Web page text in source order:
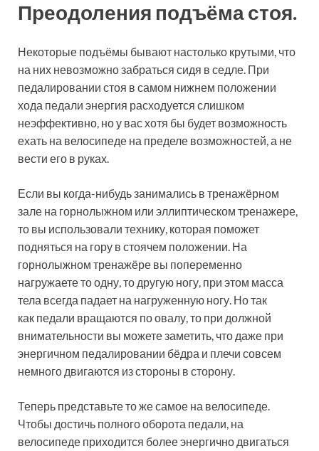
Преодоления подъёма стоя.
Некоторые подъёмы бывают настолько крутыми, что
на них невозможно забраться сидя в седле. При
педалировании стоя в самом нижнем положении
хода педали энергия расходуется слишком
неэффективно, но у вас хотя бы будет возможность
ехать на велосипеде на пределе возможностей, а не
вести его в руках.
Если вы когда-нибудь занимались в тренажёрном
зале на горнолыжном или эллиптическом тренажере,
то вы использовали технику, которая поможет
подняться на гору в стоячем положении. На
горнолыжном тренажёре вы попеременно
нагружаете то одну, то другую ногу, при этом масса
тела всегда падает на нагруженную ногу. Но так
как педали вращаются по овалу, то при должной
внимательности вы можете заметить, что даже при
энергичном педалировании бёдра и плечи совсем
немного двигаются из стороны в сторону.
Теперь представьте то же самое на велосипеде.
Чтобы достичь полного оборота педали, на
велосипеде приходится более энергично двигаться